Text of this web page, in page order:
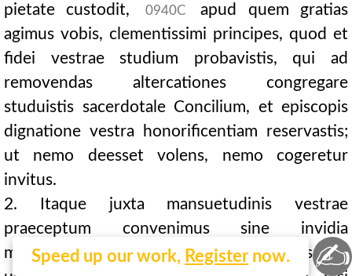
Speed up our work, Register now.
pietate custodit,
0940C
apud quem gratias
agimus vobis, clementissimi principes, quod et
fidei vestrae studium probavistis, qui ad
removendas altercationes congregare
studuistis sacerdotale Concilium, et episcopis
dignatione vestra honorificentiam reservastis;
ut nemo deesset volens, nemo cogeretur
invitus.
2. Itaque juxta mansuetudinis vestrae
praeceptum convenimus sine invidia
multitudinis, et cum affectu disceptationis: nec
✍